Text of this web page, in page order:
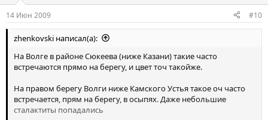
14 Июн 2009 #10
zhenkovski написал(а):
На Волге в районе Сюкеева (ниже Казани) такие часто
встречаются прямо на берегу, и цвет точ такойже.
На правом берегу Волги ниже Камского Устья такое оч часто
встречается, прям на берегу, в осыпях. Даже небольшие
сталактиты попадались